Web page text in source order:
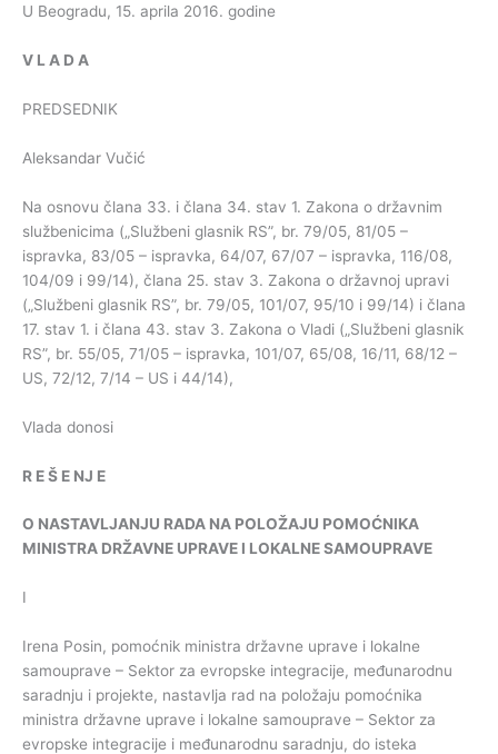
U Beogradu, 15. aprila 2016. godine
V L A D A
PREDSEDNIK
Aleksandar Vučić
Na osnovu člana 33. i člana 34. stav 1. Zakona o državnim
službenicima („Službeni glasnik RS”, br. 79/05, 81/05 –
ispravka, 83/05 – ispravka, 64/07, 67/07 – ispravka, 116/08,
104/09 i 99/14), člana 25. stav 3. Zakona o državnoj upravi
(„Službeni glasnik RS”, br. 79/05, 101/07, 95/10 i 99/14) i člana
17. stav 1. i člana 43. stav 3. Zakona o Vladi („Službeni glasnik
RS”, br. 55/05, 71/05 – ispravka, 101/07, 65/08, 16/11, 68/12 –
US, 72/12, 7/14 – US i 44/14),
Vlada donosi
R EŠ E NJ E
O NASTAVLJANJU RADA NA POLOŽAJU POMOĆNIKA
MINISTRA DRŽAVNE UPRAVE I LOKALNESAMOUPRAVE
I
Irena Posin, pomoćnik ministra državne uprave i lokalne
samouprave – Sektor za evropske integracije, međunarodnu
saradnju i projekte, nastavlja rad na položaju pomoćnika
ministra državne uprave i lokalne samouprave – Sektor za
evropske integracije i međunarodnu saradnju, do isteka